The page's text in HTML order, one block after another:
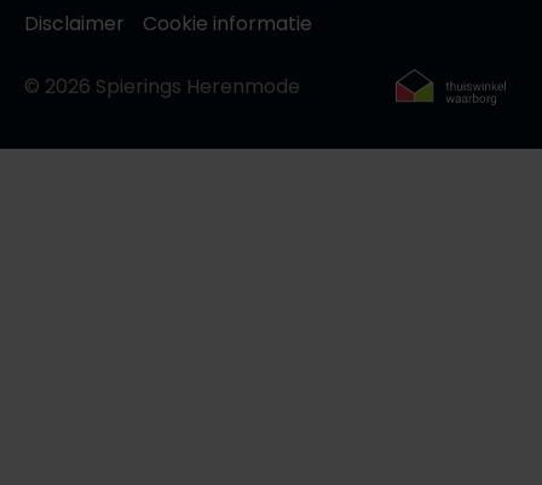
Disclaimer
Cookie informatie
© 2026 Spierings Herenmode